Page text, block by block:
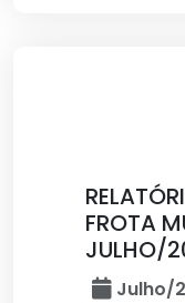
FROTA
JULHO/
Julho/